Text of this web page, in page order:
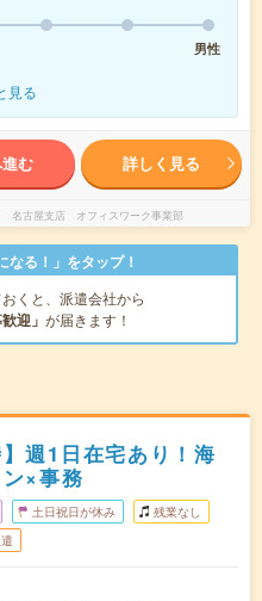
男性
見る
む 詳しく見る
名古屋支店 オフィスワーク事業部
る！」をタップ！
くと、派遣会社から
迎」 が届きます！
週1日在宅あり！海
×事務
土日祝日が休み 残業なし